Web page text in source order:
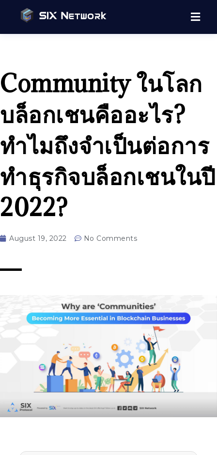
Community ในโลก
บล็อกเชนคืออะไร?
ทำไมถึงจำเป็นต่อการ
ทำธุรกิจบล็อกเชนในปี
2022?
August 19, 2022 No Comments